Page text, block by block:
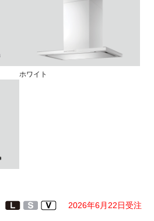
ホワイト
2026年6月22日受注